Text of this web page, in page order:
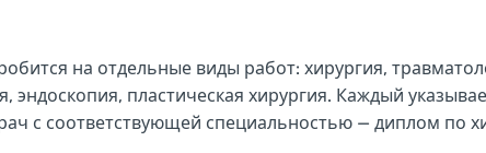
на отдельные виды работ: хирургия,
эндоскопия, пластическая хирургия. Каждый
с соответствующей специальностью — диплом по